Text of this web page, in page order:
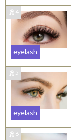
4
eyelash
5
eyelash
6